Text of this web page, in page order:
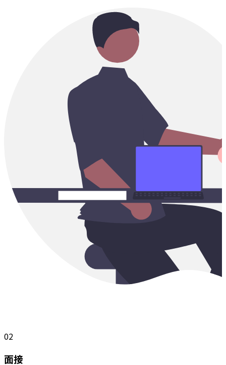
02
面接